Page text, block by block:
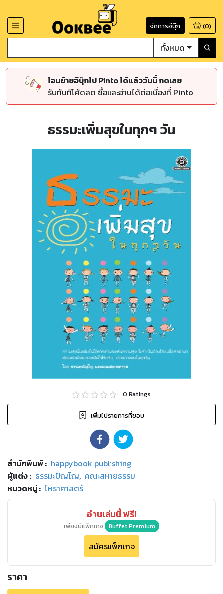
จัดการอีบุ๊ก (0)
ทั้งหมด
โอนย้ายอีบุ๊กไป Pinto ได้แล้ววันนี้ กดเลย
รับทันทีโค้ดลด ซื้อและอ่านได้ต่อเนื่องที่ Pinto
ธรรมะเพิ่มสุขในทุกๆ วัน
0 Ratings
เพิ่มไปรายการที่ชอบ
สำนักพิมพ์: happybook publishing
ผู้แต่ง : ธรรมะปัญโญ, คณะสหายธรรม
หมวดหมู่: โหราศาสตร์
อ่านเล่มนี้ ฟรี!
เพียงมีแพ็กเกจ Buffet Premium
สมัครแพ็กเกจ
ราคา